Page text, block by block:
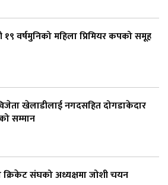
वर्षमुनिको महिला प्रिमियर कपको समूह
खेलाडीलाई नगदसहित दोगडाकेदार
सम्मान
क्रिकेट संघको अध्यक्षमा जोशी चयन